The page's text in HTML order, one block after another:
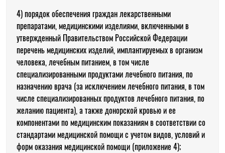
4) порядок обеспечения граждан лекарственными
препаратами, медицинскими изделиями, включенными в
утвержденный Правительством Российской Федерации
перечень медицинских изделий, имплантируемых в организм
человека, лечебным питанием, в том числе
специализированными продуктами лечебного питания, по
назначению врача (за исключением лечебного питания, в том
числе специализированных продуктов лечебного питания, по
желанию пациента), а также донорской кровью и ее
компонентами по медицинским показаниям в соответствии со
стандартами медицинской помощи с учетом видов, условий и
форм оказания медицинской помощи (приложение 4);